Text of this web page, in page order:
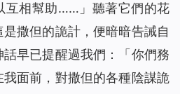
互相幫助……」聽著它們的花
撒但的詭計，便暗暗告誡自
早已提醒過我們：「 你們務
面前，對撒但的各種陰謀詭